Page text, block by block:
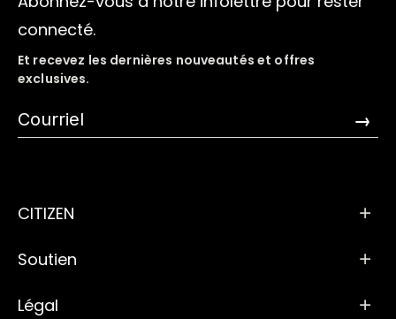
connecté.
Et recevez les dernières nouveautés et offres
exclusives.
→
CITIZEN
Soutien
Légal